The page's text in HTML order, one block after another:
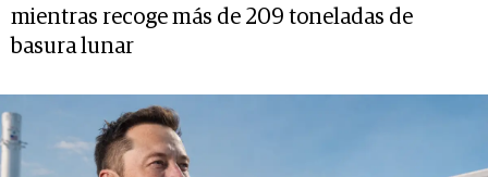
mientras recoge más de 209 toneladas de
basura lunar